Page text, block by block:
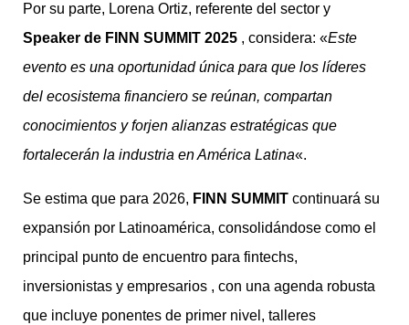
Por su parte, Lorena Ortiz, referente del sector y
Speaker de FINN SUMMIT 2025 , considera: «Este
evento es una oportunidad única para que los líderes
del ecosistema financiero se reúnan, compartan
conocimientos y forjen alianzas estratégicas que
fortalecerán la industria en América Latina«.
Se estima que para 2026, FINN SUMMIT continuará su
expansión por Latinoamérica, consolidándose como el
principal punto de encuentro para fintechs,
inversionistas y empresarios , con una agenda robusta
que incluye ponentes de primer nivel, talleres